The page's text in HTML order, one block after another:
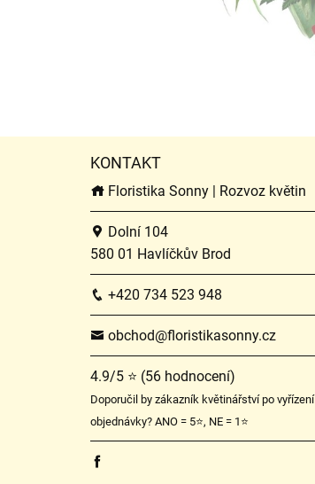
KONTAKT
Floristika Sonny | Rozvoz květin
Dolní 104
580 01 Havlíčkův Brod
+420 734 523 948
obchod@floristikasonny.cz
4.9/5 ⭐ (56 hodnocení)
Doporučil by zákazník květinářství po vyřízení
objednávky? ANO = 5⭐, NE = 1⭐